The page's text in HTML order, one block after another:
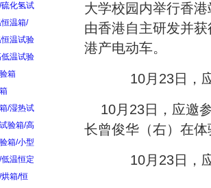
化氢试
温箱/
温试验
温试验
箱
/湿热试
验箱/高
箱/小型
温恒定
箱/恒
大学校园内举行香
由香港自主研发并
港产电动车。
10月23日，
10月23日，应邀
长曾俊华（右）在
10月23日，